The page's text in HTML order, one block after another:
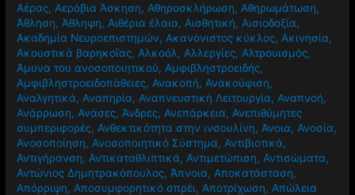
Αέρας, Αερόβια Άσκηση, Αθηροσκλήρωση, Αθηρωμάτωση,
Άθληση, Άθληψη, Αιθέρια έλαια, Αισθητική, Αισιοδοξία,
Ακαδημία Νευροεπιστημών, Ακανόνιστος κύκλος, Ακινησία,
Ακουστικά βαρηκοΐας, Αλκοόλ, Αλλεργίες, Αλτρουισμός,
Άμυνα του ανοσοποιητικού, Αμφιβληστροειδής,
Αμφιβληστροειδοπάθειες, Ανακοπή, Ανακούφιση,
Αναλγητικά, Αναπηρία, Αναπνευστική Λειτουργία, Αναπνοή,
Ανάρρωση, Ανάσες, Άνδρες, Ανεπάρκεια, Ανεπιθύμητες
συμπεριφορές, Ανθεκτικότητα στην ινσουλίνη, Άνοια, Ανοσία,
Ανοσοποίηση, Ανοσοποιητικό Σύστημα, Αντιβιοτικά,
Αντιγήρανση, Αντικαταθλιπτικά, Αντιμετώπιση, Αντισώματα,
Αντώνιος Δημητρακόπουλος, Άπνοια, Αποκατάσταση,
Απόρριψη, Αποσυμφορητικό σπρέι, Αποτρίχωση, Απώλεια